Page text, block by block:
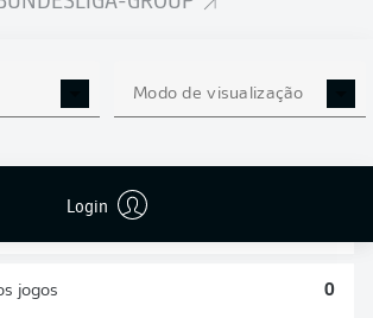
Modo de visualização
Login
DA
2026/2027
GOLS CONTRA
0
jogos 0